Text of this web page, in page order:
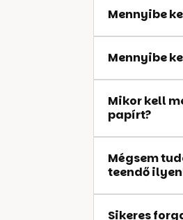
Mennyibe
Mennyibe
Mikor kell
papírt?
Mégsem
teendő
Sikeres